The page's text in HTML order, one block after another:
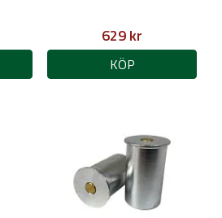
629 kr
KÖP